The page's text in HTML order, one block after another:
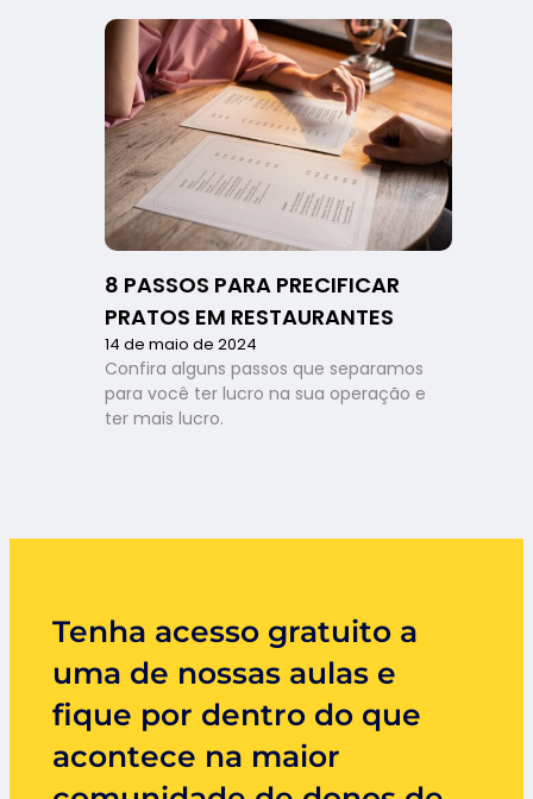
que
marketing
é
importante
para
restaurante?
Dicas
práticas
para
aplicar
seu
negócio!
8 PASSOS PARA PRECIFICAR
PRATOS EM RESTAURANTES
14 de maio de 2024
Confira alguns passos que separamos
para você ter lucro na sua operação e
ter mais lucro.
Tenha acesso gratuito a
uma de nossas aulas e
fique por dentro do que
acontece na maior